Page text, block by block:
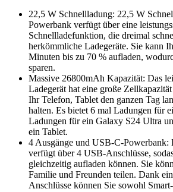
22,5 W Schnellladung: 22,5 W
Powerbank verfügt über eine
Schnellladefunktion, die dreimal
herkömmliche Ladegeräte. Sie kann
Minuten bis zu 70 % aufladen,
sparen.
Massive 26800mAh Kapazität: Das
Ladegerät hat eine große
Ihr Telefon, Tablet den ganzen Tag
halten. Es bietet 6 mal Ladungen für
Ladungen für ein Galaxy S24 Ultra
ein Tablet.
4 Ausgänge und USB-C-Powerbank:
verfügt über 4 USB-Anschlüsse,
gleichzeitig aufladen können. Sie
Familie und Freunden teilen. Dank
Anschlüsse können Sie sowohl